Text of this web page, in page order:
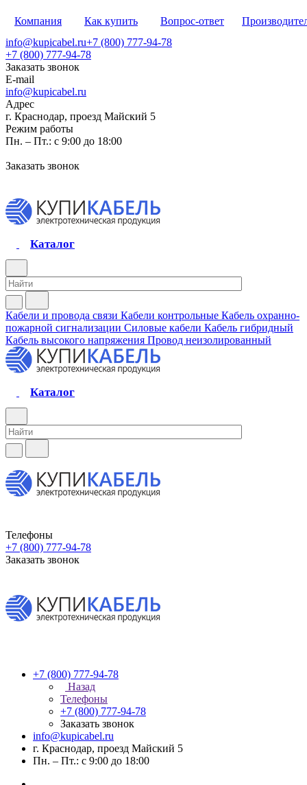
Компания Как купить Вопрос-ответ
info@kupicabel.ru+7 (800) 777-94-78
+7 (800) 777-94-78
Заказать звонок
E-mail
info@kupicabel.ru
Адрес
г. Краснодар, проезд Майский 5
Режим работы
Пн. – Пт.: с 9:00 до 18:00
Заказать звонок
Каталог
Кабели и провода связи Кабели контрольные Кабель охранно-
пожарной сигнализации Силовые кабели Кабель гибридный
Кабель высокого напряжения Провод неизолированный
Каталог
Телефоны
+7 (800) 777-94-78
Заказать звонок
+7 (800) 777-94-78
Назад
Телефоны
+7 (800) 777-94-78
Заказать звонок
info@kupicabel.ru
г. Краснодар, проезд Майский 5
Пн. – Пт.: с 9:00 до 18:00